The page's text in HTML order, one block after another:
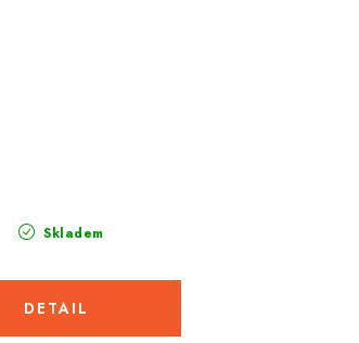
Skladem